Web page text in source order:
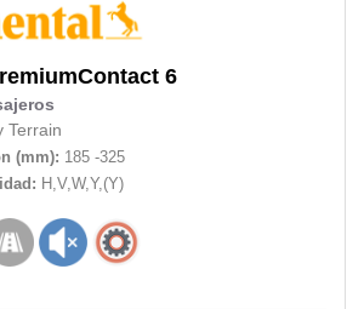
6
Terrain
(mm): 185 -325
H,V,W,Y,(Y)